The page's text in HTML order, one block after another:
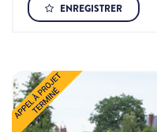
ENREGISTRER